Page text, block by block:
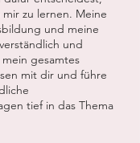
zu lernen. Meine
und meine
und
gesamtes
mit dir und führe
tief in das Thema